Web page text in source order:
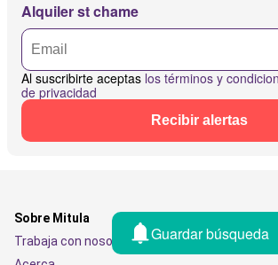
Alquiler st chame
Al suscribirte aceptas los términos y
de privacidad
Recibir alertas
Guardar búsqueda
Sobre Mitula
Trabaja con nosotros